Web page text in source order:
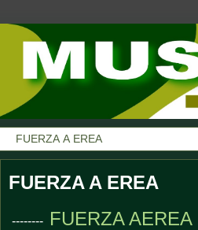
FUERZA A EREA
-------- FUERZA AEREA